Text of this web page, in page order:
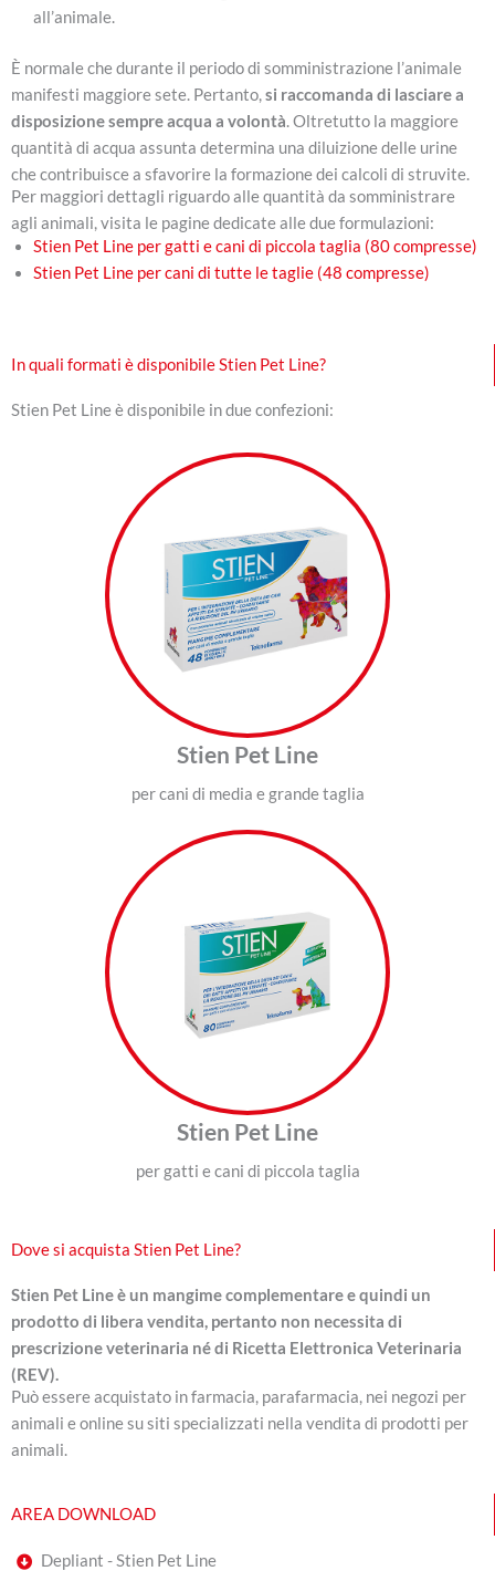
all’animale.
È normale che durante il periodo di somministrazione l’animale
manifesti maggiore sete. Pertanto,si raccomanda di lasciare a
disposizione sempre acqua a volontà. Oltretutto la maggiore
quantità di acqua assunta determina una diluizione delle urine
che contribuisce a sfavorire la formazione dei calcoli di struvite.
Per maggiori dettagli riguardo alle quantità da somministrare
agli animali, visita le pagine dedicate alle due formulazioni:
Stien Pet Line per gatti e cani di piccola taglia (80 compresse)
Stien Pet Line per cani di tutte le taglie (48 compresse)
In quali formati è disponibile Stien Pet Line?
Stien Pet Line è disponibile in due confezioni:
Stien Pet Line
per cani di media e grande taglia
Stien Pet Line
per gatti e cani di piccola taglia
Dove si acquista Stien Pet Line?
Stien Pet Line è un mangime complementare e quindi un
prodotto di libera vendita, pertanto non necessita di
prescrizione veterinaria né di Ricetta Elettronica Veterinaria
(REV).
Può essere acquistato in farmacia, parafarmacia, nei negozi per
animali e online su siti specializzati nella vendita di prodotti per
animali.
AREA DOWNLOAD
Depliant - Stien Pet Line